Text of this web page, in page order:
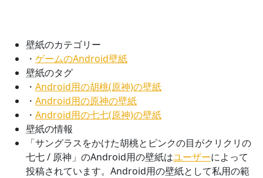
壁紙のカテゴリー
・ ゲームのAndroid壁紙
壁紙のタグ
・ Android用の胡桃(原神)の壁紙
・ Android用の原神の壁紙
・ Android用の七七(原神)の壁紙
壁紙の情報
「サングラスをかけた胡桃とピンクの目がクリクリの
七七 / 原神」のAndroid用の壁紙はユーザーによって
投稿されています。Android用の壁紙として私用の範